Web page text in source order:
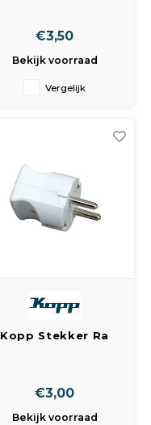
€3,50
Bekijk voorraad
Vergelijk
Kopp Stekker Ra
€3,00
Bekijk voorraad